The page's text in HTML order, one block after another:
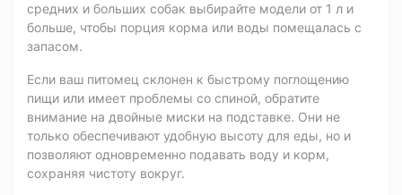
средних и больших собак выбирайте модели от 1 л и
больше, чтобы порция корма или воды помещалась с
запасом.
Если ваш питомец склонен к быстрому поглощению
пищи или имеет проблемы со спиной, обратите
внимание на двойные миски на подставке. Они не
только обеспечивают удобную высоту для еды, но и
позволяют одновременно подавать воду и корм,
сохраняя чистоту вокруг.